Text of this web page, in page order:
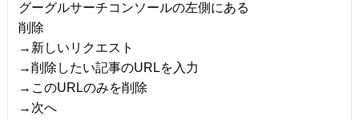
グーグルサーチコンソールの左側にある
削除
→新しいリクエスト
→削除したい記事のURLを入力
→このURLのみを削除
→次へ